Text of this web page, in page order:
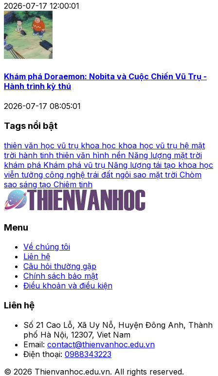
2026-07-17 12:00:01
Khám phá Doraemon: Nobita và Cuộc Chiến Vũ Trụ -
Hành trình kỳ thú
2026-07-17 08:05:01
Tags nổi bật
thiên văn học vũ trụ khoa học khoa học vũ trụ hệ mặt
trời hành tinh thiên văn hình nền Năng lượng mặt trời
khám phá Khám phá vũ trụ Năng lượng tái tạo khoa học
viễn tưởng công nghệ trái đất ngôi sao mặt trời Chòm
sao sáng tạo Chiêm tinh
Menu
Về chúng tôi
Liên hệ
Câu hỏi thường gặp
Chính sách bảo mật
Điều khoản và điều kiện
Liên hệ
Số 21 Cao Lỗ, Xã Uy Nỗ, Huyện Đông Anh, Thành
phố Hà Nội, 12307, Viet Nam
Email: contact@thienvanhoc.edu.vn
Điện thoại: 0988343223
© 2026 Thienvanhoc.edu.vn. All rights reserved.